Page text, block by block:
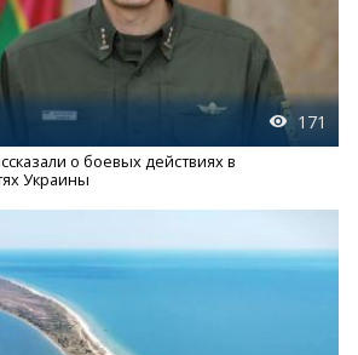
171
о боевых действиях в
Украины